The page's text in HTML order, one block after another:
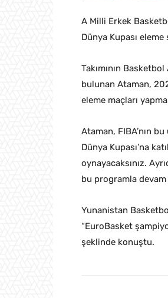
A Milli Erkek
Dünya Kupası
Takımının
bulunan Ataman,
eleme maçları
Ataman, FIBA’nın
Dünya Kupası’na
oynayacaksınız.
​​bu programla devam
Yunanistan
“EuroBasket
şeklinde konuştu.